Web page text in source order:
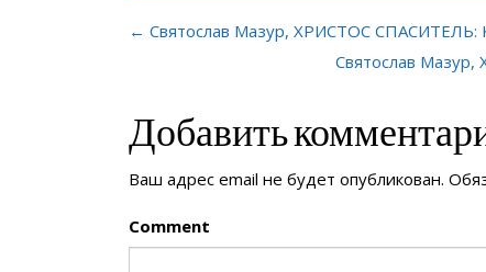
← Святослав Мазур, ХРИСТОС СПАСИТЕЛЬ:
Святослав
Добавить
Ваш адрес email не будет опубликован.
Comment